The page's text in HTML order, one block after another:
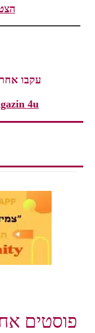
עקבו
4u
פוסטים